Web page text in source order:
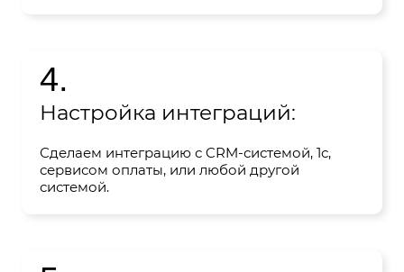
4.
Настройка интеграций:
Сделаем интеграцию с CRM-системой, 1с,
сервисом оплаты, или любой другой
системой.